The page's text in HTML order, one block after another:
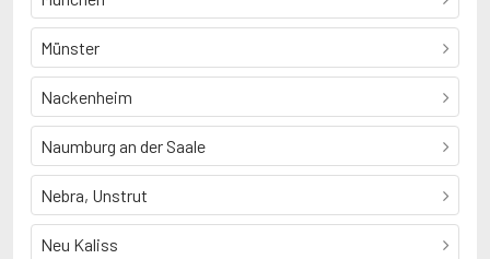
Münster
Nackenheim
Naumburg an der Saale
Nebra, Unstrut
Neu Kaliss